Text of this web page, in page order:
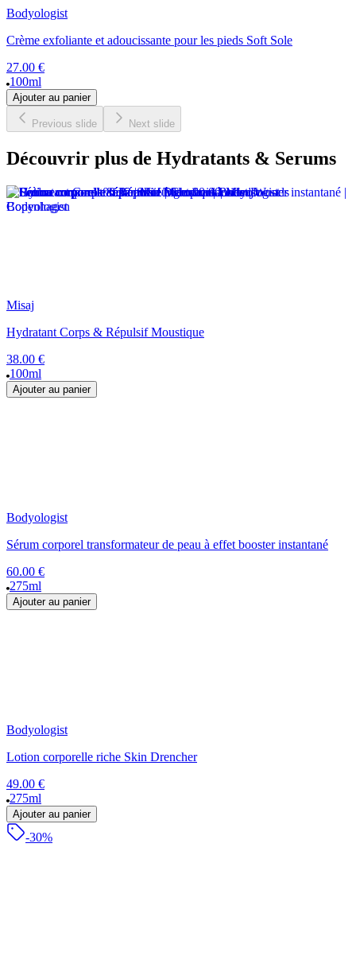
Bodyologist
Crème exfoliante et adoucissante pour les pieds Soft Sole
27.00 €
100ml
Ajouter au panier
Previous slide Next slide
Découvrir plus de Hydratants & Serums
Misaj
Hydratant Corps & Répulsif Moustique
38.00 €
100ml
Ajouter au panier
Bodyologist
Sérum corporel transformateur de peau à effet booster instantané
60.00 €
275ml
Ajouter au panier
Bodyologist
Lotion corporelle riche Skin Drencher
49.00 €
275ml
Ajouter au panier
-30%